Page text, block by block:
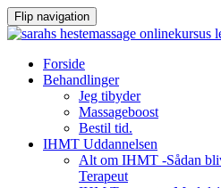
Flip navigation
VidereForside
Behandlinger
Jeg tibyder
Massageboost
Bestil tid.
IHMT Uddannelsen
Alt om IHMT -Sådan
Terapeut